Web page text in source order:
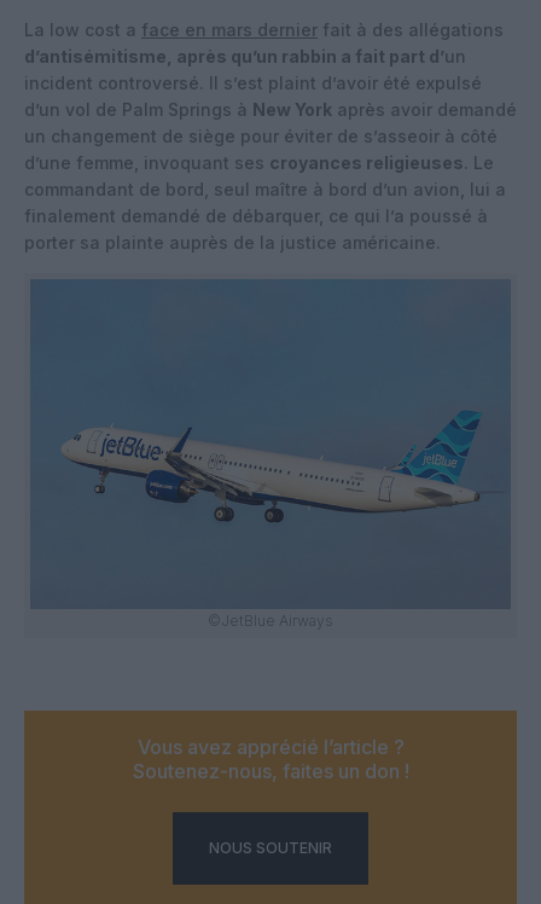
La low cost a face en mars dernier fait à des allégations
d’antisémitisme, après qu’un rabbin a fait part d’un
incident controversé. Il s’est plaint d’avoir été expulsé
d’un vol de Palm Springs à New York après avoir demandé
un changement de siège pour éviter de s’asseoir à côté
d’une femme, invoquant ses croyances religieuses. Le
commandant de bord, seul maître à bord d’un avion, lui a
finalement demandé de débarquer, ce qui l’a poussé à
porter sa plainte auprès de la justice américaine.
©JetBlue Airways
Vous avez apprécié l’article ?
Soutenez-nous, faites un don !
NOUS SOUTENIR